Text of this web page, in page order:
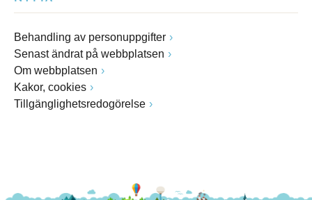
Behandling av personuppgifter
Senast ändrat på webbplatsen
Om webbplatsen
Kakor, cookies
Tillgänglighetsredogörelse